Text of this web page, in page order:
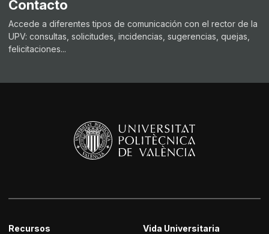
Contacto
Accede a diferentes tipos de comunicación con el rector de la
UPV: consultas, solicitudes, incidencias, sugerencias, quejas,
felicitaciones...
Recursos Vida Universitaria